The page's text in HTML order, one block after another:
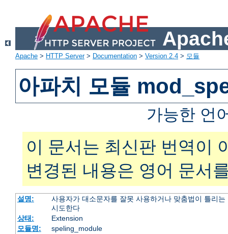
Apache > HTTP Server> Documentation > Version 2.4 > 모듈
아파치 모듈
가능한 언
이 문서는 최신판 번역이
변경된 내용은 영어 문서
설명:
사용자가 대소문자를 잘못 사용하거나 맞춤법이 틀리
시도한다
상태:
Extension
모듈명:
speling_module